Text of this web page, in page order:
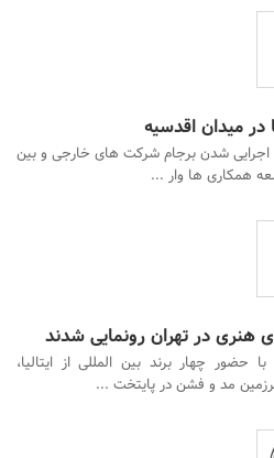
شدن برجام شرکت های خارجی و بین
همکاری ها وار ...
هنری در تهران رونمایی شدند
با حضور چهار برند بین المللی از ایتالیا،
مد و فشن در پایتخت ...